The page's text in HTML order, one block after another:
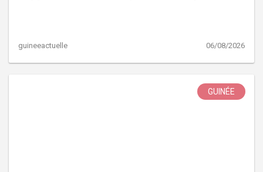
guineeactuelle 06/08/2026
GUINÉE